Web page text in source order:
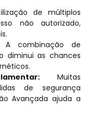
de múltiplos
não autorizado,
combinação de
diminui as chances
Muitas
de segurança
Avançada ajuda a